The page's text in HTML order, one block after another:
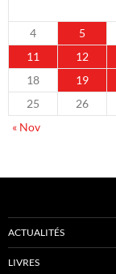
4
5
11
12
18
19
25
26
« Nov
ACTUALITÉS
LIVRES